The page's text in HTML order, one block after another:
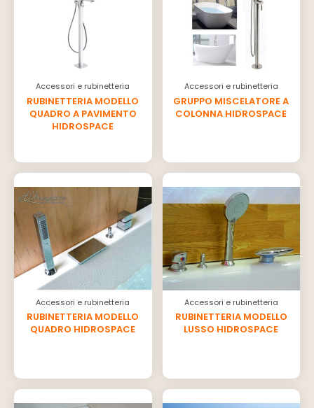
Accessori e rubinetteria
RUBINETTERIA MODELLO
QUADRO A PAVIMENTO
HIDROSPACE
Accessori e rubinetteria
GRUPPO MISCELATORE A
COLONNA HIDROSPACE
Accessori e rubinetteria
RUBINETTERIA MODELLO
QUADRO HIDROSPACE
Accessori e rubinetteria
RUBINETTERIA MODELLO
LUSSO HIDROSPACE